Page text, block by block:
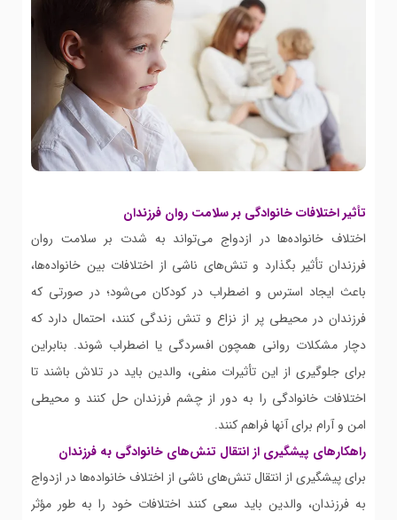
تأثیر اختلافات خانوادگی بر سلامت روان فرزندان
اختلاف خانواده‌ها در ازدواج می‌تواند به شدت بر سلامت روان
فرزندان تأثیر بگذارد و تنش‌های ناشی از اختلافات بین خانواده‌ها،
باعث ایجاد استرس و اضطراب در کودکان می‌شود؛ در صورتی که
فرزندان در محیطی پر از نزاع و تنش زندگی کنند، احتمال دارد که
دچار مشکلات روانی همچون افسردگی یا اضطراب شوند. بنابراین
برای جلوگیری از این تأثیرات منفی، والدین باید در تلاش باشند تا
اختلافات خانوادگی را به دور از چشم فرزندان حل کنند و محیطی
امن و آرام برای آنها فراهم کنند.
راهکارهای پیشگیری از انتقال تنش‌های خانوادگی به فرزندان
برای پیشگیری از انتقال تنش‌های ناشی از اختلاف خانواده‌ها در ازدواج
به فرزندان، والدین باید سعی کنند اختلافات خود را به طور مؤثر